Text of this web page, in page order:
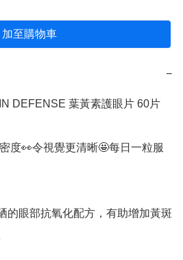
加至購物車
−
DEFENSE 葉黃素護眼片 60片
度👀令視覺更清晰🤩每日一粒服
的眼部抗氧化配方，有助增加黃斑